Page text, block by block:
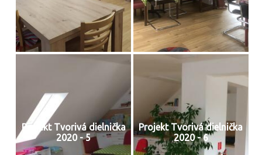
Projekt Tvorivá dielnička
2020 - 5
Projekt Tvorivá dielnička
2020 - 6